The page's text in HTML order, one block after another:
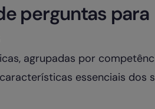
perguntas para
agrupadas por
essenciais dos